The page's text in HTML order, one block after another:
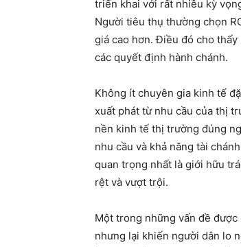
triển khai với rất nhiều kỳ
Người tiêu thụ thường chọn
giá cao hơn. Điều đó cho
các quyết định hành chánh.
Không ít chuyên gia kinh tế
xuất phát từ nhu cầu của thị
nền kinh tế thị trường đúng
nhu cầu và khả năng tài
quan trọng nhất là giới hữu
rệt và vượt trội.
Một trong những vấn đề
nhưng lại khiến người dân lo